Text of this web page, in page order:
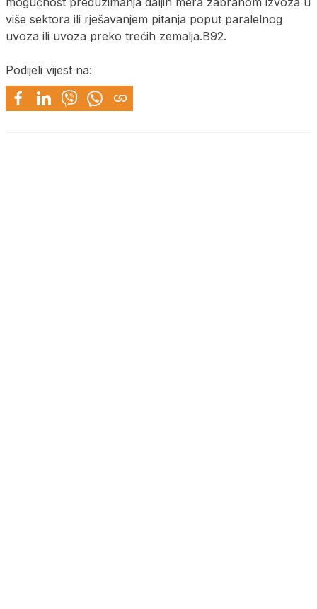
više sektora ili rješavanjem pitanja poput paralelnog
uvoza ili uvoza preko trećih zemalja.B92.
Podijeli vijest na: